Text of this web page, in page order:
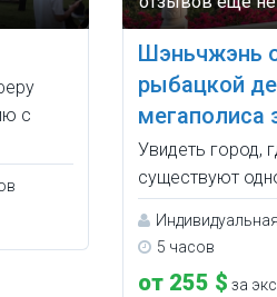
с
Шэньчжэнь
рыбацкой
мегаполиса
Увидеть город,
существуют
Индивидуальная
5 часов
от 255 $ за